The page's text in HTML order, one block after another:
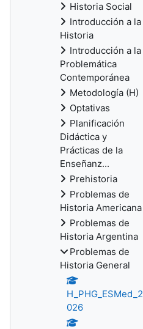
Historia Social
Introducción a la
Historia
Introducción a la
Problemática
Contemporánea
Metodología (H)
Optativas
Planificación
Didáctica y
Prácticas de la
Enseñanz...
Prehistoria
Problemas de
Historia Americana
Problemas de
Historia Argentina
Problemas de
Historia General
H_PHG_ESMed_2
026